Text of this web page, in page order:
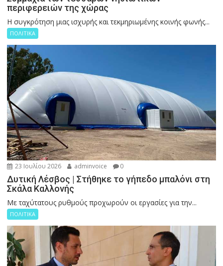
περιφερειών της χώρας
Η συγκρότηση μιας ισχυρής και τεκμηριωμένης κοινής φωνής...
ΠΟΛΙΤΙΚΑ
23 Ιουλίου 2026 adminvoice 0
Δυτική Λέσβος | Στήθηκε το γήπεδο μπαλόνι στη
Σκάλα Καλλονής
Με ταχύτατους ρυθμούς προχωρούν οι εργασίες για την...
ΠΟΛΙΤΙΚΑ